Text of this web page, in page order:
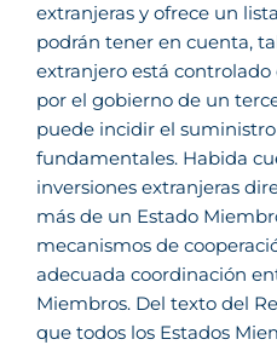
extranjeras y ofrece un
podrán tener en cuenta,
extranjero está
por el gobierno de un
puede incidir el
fundamentales. Habida
inversiones extranjeras
más de un Estado
mecanismos de
adecuada coordinación
Miembros. Del texto del
que todos los Estados